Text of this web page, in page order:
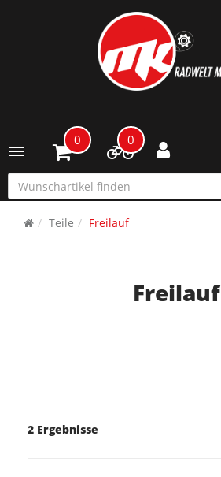
Toggle navigation
0 0
Teile Freilauf
Freilauf
2 Ergebnisse